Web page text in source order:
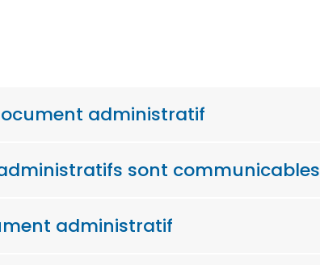
administratif
sont communicables
administratif